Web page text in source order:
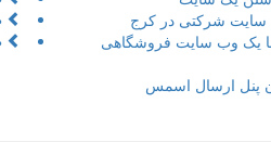
شرکتی در کرج
یک وب سایت فروشگاهی
پنل ارسال اسمس